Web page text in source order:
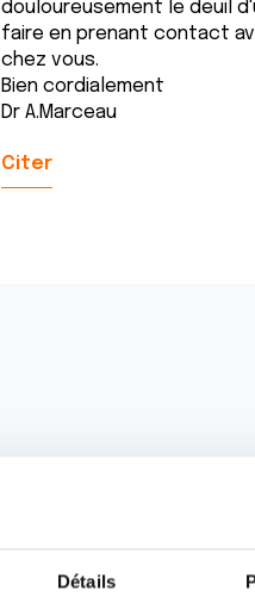
Détails
douloureusement le deuil
faire en prenant contact
chez vous.
Bien cordialement
Dr A.Marceau
Citer